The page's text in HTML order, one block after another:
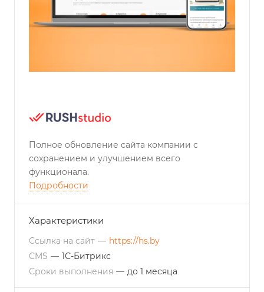
Полное обновление сайта компании с
сохранением и улучшением всего
функционала.
Подробности
Характеристики
Ссылка на сайт — https://hs.by
CMS — 1С-Битрикс
Сроки выполнения — до 1 месяца